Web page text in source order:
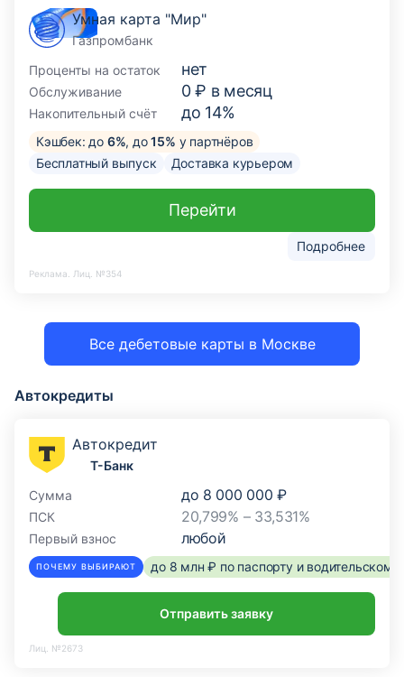
Все дебетовые карты в Москве
Умная карта "Мир"
Газпромбанк
Проценты на остаток
нет
Обслуживание 0 ₽ в месяц
Накопительный счёт до 14%
Кэшбек: до 6%, до15% у партнёров
Бесплатный выпуск
Доставка курьером
Подробнее
Перейти
Реклама. Лиц. №354
Автокредиты
Автокредит
Т-Банк
Сумма
до 8 000 000 ₽
ПСК 20,799% – 33,531%
Первый взнос любой
ПОЧЕМУ ВЫБИРАЮТ до 8 млн ₽ по паспорту и
Отправить заявку
Лиц. №2673